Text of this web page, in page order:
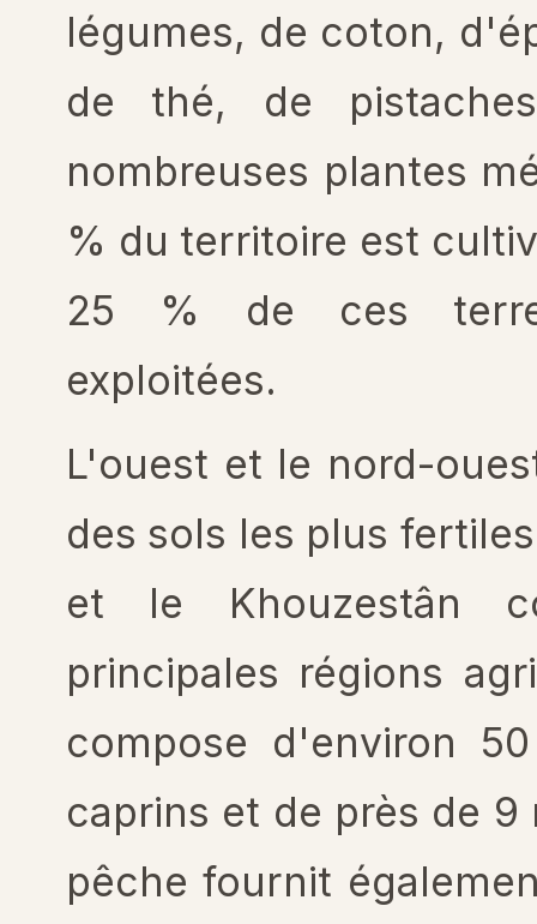
légumes, de coton,
de thé, de
nombreuses plantes
% du territoire est
25 % de ces
exploitées.
L'ouest et le nord-
des sols les plus
et le Khouzestân
principales régions
compose d'environ
caprins et de près de
pêche fournit